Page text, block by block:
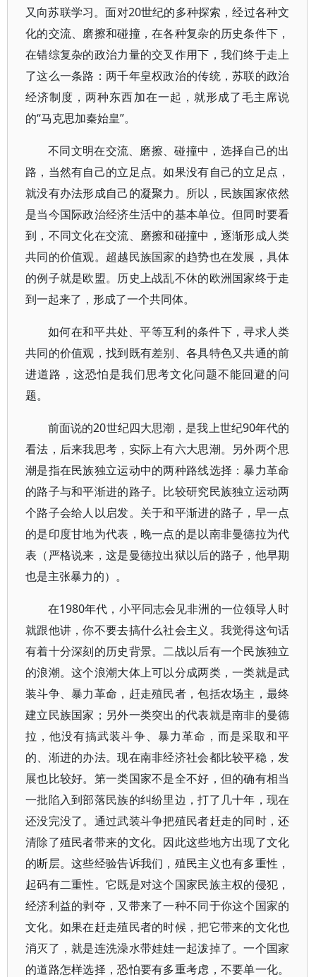
又向苏联学习。面对20世纪的多种探索，经过各种文
化的交流、磨擦和碰撞，在各种复杂的历史条件下，
在错综复杂的政治力量的交叉作用下，我们终于走上
了这么一条路：两千年皇权政治的传统，苏联的政治
经济制度，两种东西加在一起，就形成了毛主席说
的“马克思加秦始皇”。
不同文明在交流、磨擦、碰撞中，选择自己的出
路，当然有自己的立足点。如果没有自己的立足点，
就没有办法形成自己的凝聚力。所以，民族国家依然
是当今国际政治经济生活中的基本单位。但同时要看
到，不同文化在交流、磨擦和碰撞中，逐渐形成人类
共同的价值观。超越民族国家的趋势也在发展，具体
的例子就是欧盟。历史上战乱不休的欧洲国家终于走
到一起来了，形成了一个共同体。
如何在和平共处、平等互利的条件下，寻求人类
共同的价值观，找到既有差别、各具特色又共通的前
进道路，这恐怕是我们思考文化问题不能回避的问
题。
前面说的20世纪四大思潮，是我上世纪90年代的
看法，后来我思考，实际上有六大思潮。另外两个思
潮是指在民族独立运动中的两种路线选择：暴力革命
的路子与和平渐进的路子。比较研究民族独立运动两
个路子会给人以启发。关于和平渐进的路子，早一点
的是印度甘地为代表，晚一点的是以南非曼德拉为代
表（严格说来，这是曼德拉出狱以后的路子，他早期
也是主张暴力的）。
在1980年代，小平同志会见非洲的一位领导人时
就跟他讲，你不要去搞什么社会主义。我觉得这句话
有着十分深刻的历史背景。二战以后有一个民族独立
的浪潮。这个浪潮大体上可以分成两类，一类就是武
装斗争、暴力革命，赶走殖民者，包括农场主，最终
建立民族国家；另外一类突出的代表就是南非的曼德
拉，他没有搞武装斗争、暴力革命，而是采取和平
的、渐进的办法。现在南非经济社会都比较平稳，发
展也比较好。第一类国家不是全不好，但的确有相当
一批陷入到部落民族的纠纷里边，打了几十年，现在
还没完没了。通过武装斗争把殖民者赶走的同时，还
清除了殖民者带来的文化。因此这些地方出现了文化
的断层。这些经验告诉我们，殖民主义也有多重性，
起码有二重性。它既是对这个国家民族主权的侵犯，
经济利益的剥夺，又带来了一种不同于你这个国家的
文化。如果在赶走殖民者的时候，把它带来的文化也
消灭了，就是连洗澡水带娃娃一起泼掉了。一个国家
的道路怎样选择，恐怕要有多重考虑，不要单一化。